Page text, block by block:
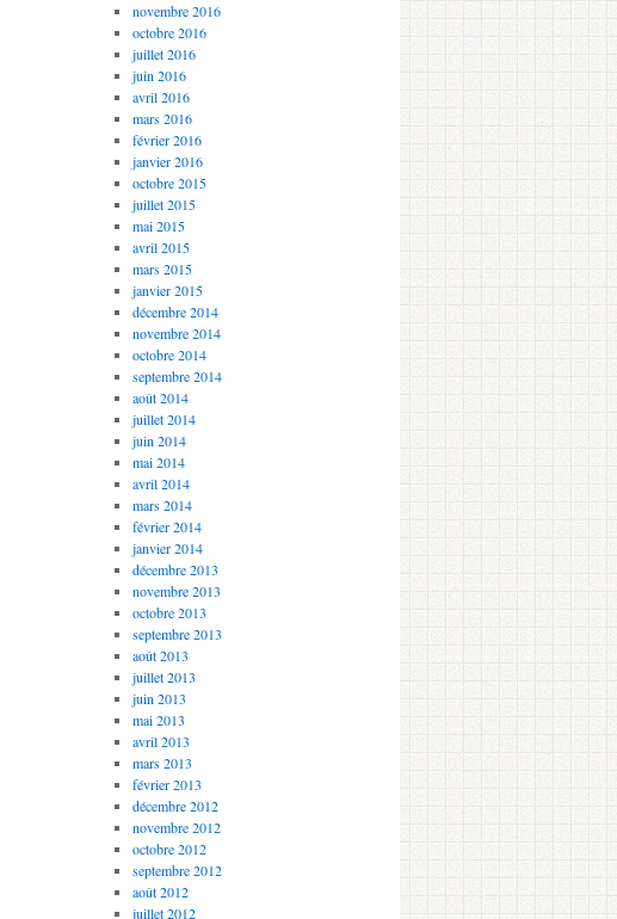
novembre 2016
octobre 2016
juillet 2016
juin 2016
avril 2016
mars 2016
février 2016
janvier 2016
octobre 2015
juillet 2015
mai 2015
avril 2015
mars 2015
janvier 2015
décembre 2014
novembre 2014
octobre 2014
septembre 2014
août 2014
juillet 2014
juin 2014
mai 2014
avril 2014
mars 2014
février 2014
janvier 2014
décembre 2013
novembre 2013
octobre 2013
septembre 2013
août 2013
juillet 2013
juin 2013
mai 2013
avril 2013
mars 2013
février 2013
décembre 2012
novembre 2012
octobre 2012
septembre 2012
août 2012
juillet 2012